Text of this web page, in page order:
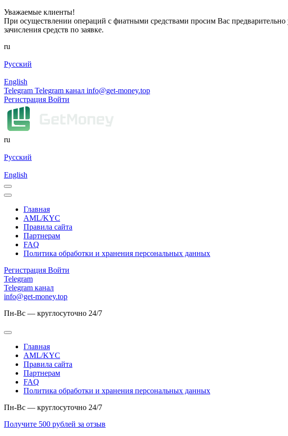
Уважаемые клиенты!
При осуществлении операций с фиатными средствами просим Вас предварительно
зачисления средств по заявке.
ru
Русский
English
Telegram Telegram канал info@get-money.top
Регистрация Войти
ru
Русский
English
Главная
AML/KYC
Правила сайта
Партнерам
FAQ
Политика обработки и хранения персональных данных
Регистрация Войти
Telegram
Telegram канал
info@get-money.top
Пн-Вс — круглосуточно 24/7
Главная
AML/KYC
Правила сайта
Партнерам
FAQ
Политика обработки и хранения персональных данных
Пн-Вс — круглосуточно 24/7
Получите 500 рублей за отзыв